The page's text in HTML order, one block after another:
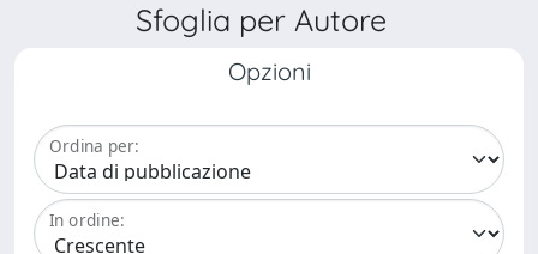
Sfoglia per Autore
Opzioni
Ordina per:
In ordine: